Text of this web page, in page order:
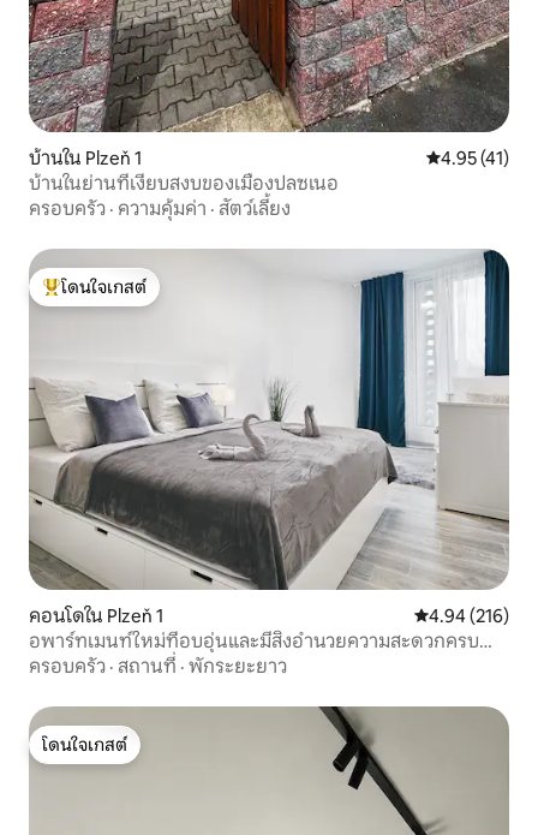
บ้านใน Plzeň 1 คะแนนเฉลี่ย
4.95 (41)
บ้านในย่านที่เงียบสงบของเมืองปลซเนอ
ครอบครัว · ความคุ้มค่า · สัตว์เลี้ยง
โดนใจเกสต์ที่สุด
โดนใจเกสต์
คอนโดใน Plzeň 1 คะแนนเฉลี่ย
4.94 (216)
อพาร์ทเมนท์ใหม่ที่อบอุ่นและมีสิ่งอำนวยความสะดวกครบ
ครันพร้อมโรงจอดรถในใจกลางเมืองปิลเซน
ครอบครัว · สถานที่ · พักระยะยาว
โดนใจเกสต์
โดนใจเกสต์